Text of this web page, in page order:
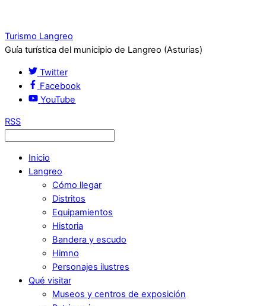
Turismo Langreo
Guía turística del municipio de Langreo (Asturias)
Twitter
Facebook
YouTube
RSS
Inicio
Langreo
Cómo llegar
Distritos
Equipamientos
Historia
Bandera y escudo
Himno
Personajes ilustres
Qué visitar
Museos y centros de exposición